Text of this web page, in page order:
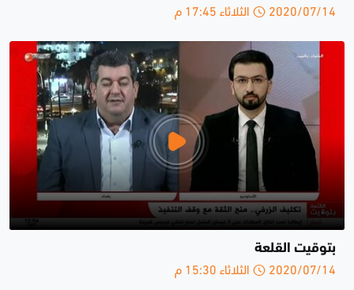
2020/07/14 الثلاثاء 17:45 م
بتوقيت القلعة
2020/07/14 الثلاثاء 15:30 م